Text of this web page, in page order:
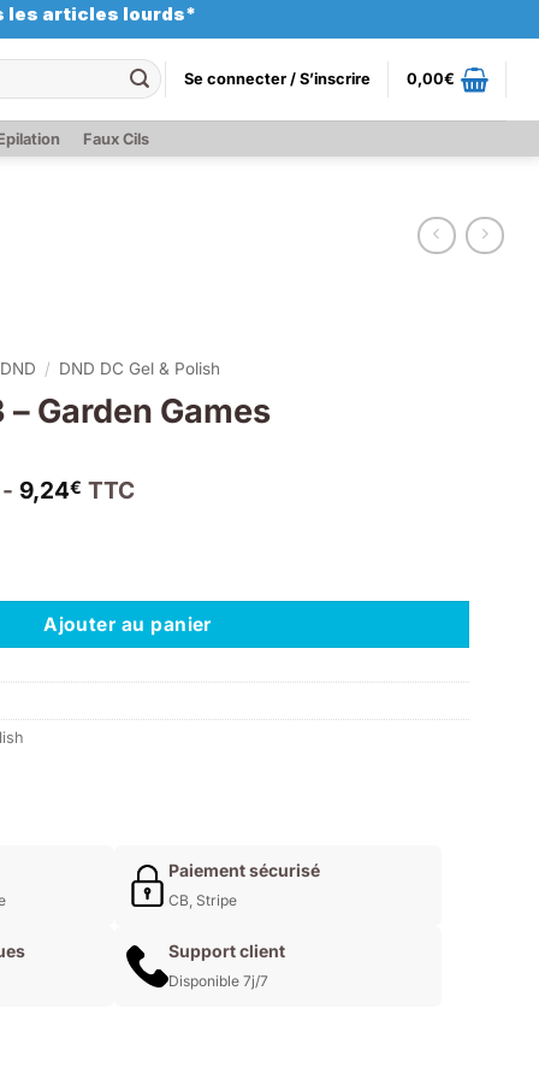
les articles lourds*
Se connecter / S’inscrire 0,00€
Faux Cils
DND / DND DC Gel & Polish
Garden Games
9,24€ TTC
Ajouter au panier
Paiement sécurisé
CB, Stripe
Support client
Disponible 7j/7